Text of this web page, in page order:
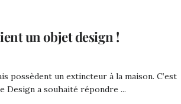
un objet design !
possèdent un extincteur à la maison. C’est
Design a souhaité répondre ...